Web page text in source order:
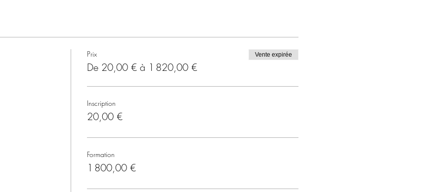
Prix
De 20,00 € à 1 820,00 €
Vente expirée
Inscription
20,00 €
Formation
1 800,00 €